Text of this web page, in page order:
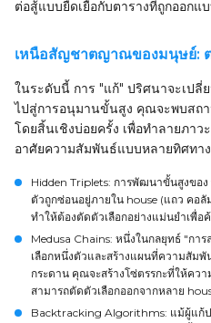
ต่อสู้แบบยืดเยื้อกับตารางที่ถูกออกแ
เหนือสัญชาตญาณของมนุษย์:
ในระดับนี้ การ "แก้" ปริศนาจะเปลี่
ไปสู่การอนุมานขั้นสูง คุณจะพบสถ
โดยสิ้นเชิงบ่อยครั้ง เพื่อทำลายภา
อาศัยความสัมพันธ์แบบหลายทิศทา
Hidden Triplets: การพัฒนาขั้นสูงขอ
ตัวถูกซ่อนอยู่ภายใน house (แถว คอลั
ทำให้ต้องตัดตัวเลือกอย่างแม่นยำเพื่อ
Medusa Chains: หนึ่งในกลยุทธ์ "กา
เลือกหนึ่งตัวและสร้างแผนที่ความสัม
กระดาน คุณจะสร้างโซ่ตรรกะที่ให้คว
สามารถตัดตัวเลือกออกจากหลาย
Backtracking Algorithms: แม้ผู้แก้